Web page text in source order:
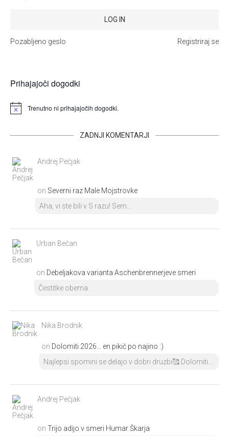
Registriraj se
Pozabljeno geslo
Prihajajoči dogodki
Trenutno ni prihajajočih dogodki.
ZADNJI KOMENTARJI
Andrej Pečjak
on Severni raz Male Mojstrovke
Aha, vi ste bili v S razu! Sem...
Urban Bečan
on Debeljakova varianta Aschenbrennerjeve smeri
Čestitke obema.
Nika Brodnik
on Dolomiti 2026… en pikič po najino :)
Najlepsi spomini se delajo v dobri druzbi🥰 Dolomiti...
Andrej Pečjak
on Trijo adijo v smeri Humar Škarja